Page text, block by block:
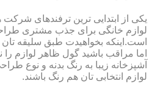
یکی از ابتدایی ترین ترفندهای
لوازم خانگی برای جذب مشتری
است.اینکه بخواهیدت طبق سلیقه تان
اما مراقب باشید گول ظاهر لوازم را
آشپزخانه زیبا به رنگ بدنه و نوع
لوازم انتخابی تان هم رنگ باشند.